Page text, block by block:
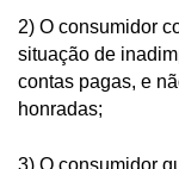
2) O consumidor
situação de
contas pagas, e
honradas;
3) O consumidor